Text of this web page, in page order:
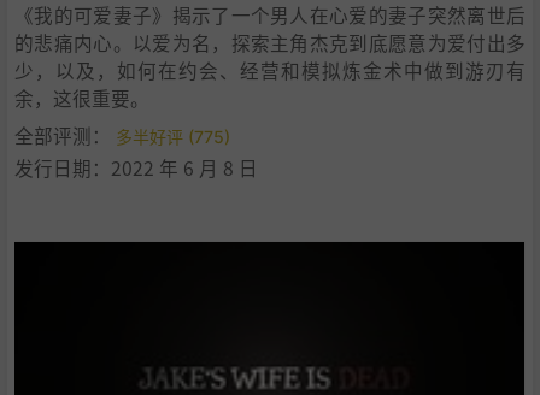
《我的可爱妻子》揭示了一个男人在心爱的妻子突然离世后
的悲痛内心。以爱为名，探索主角杰克到底愿意为爱付出多
少，以及，如何在约会、经营和模拟炼金术中做到游刃有
余，这很重要。
全部评测：
多半好评 (775)
发行日期：2022 年 6 月 8 日